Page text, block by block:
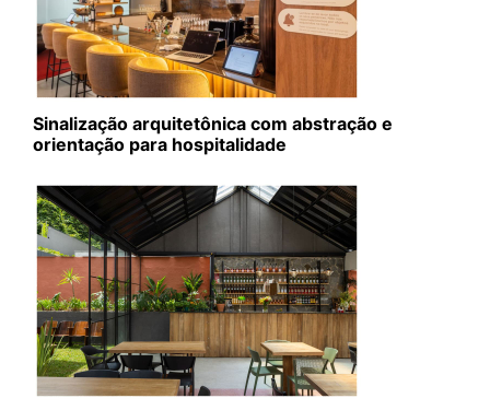
Sinalização arquitetônica com abstração e
orientação para hospitalidade